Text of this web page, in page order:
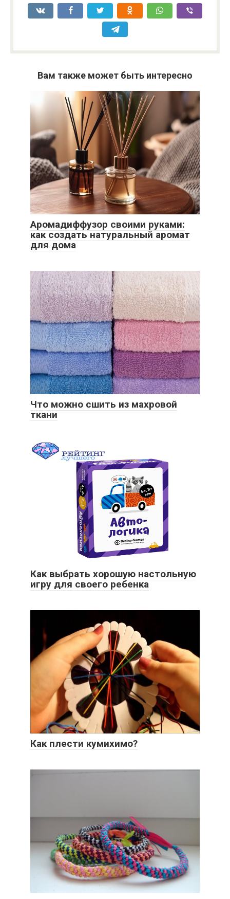
Вам также может быть интересно
Аромадиффузор своими руками:
как создать натуральный аромат
для дома
Что можно сшить из махровой
ткани
Как выбрать хорошую настольную
игру для своего ребенка
Как плести кумихимо?